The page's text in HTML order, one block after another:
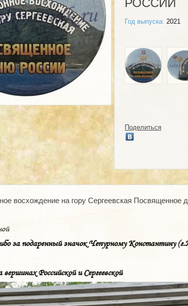
РОССИИ
Год выпуска: 2021
Поделиться
восхождение на гору Сергеевская Посвященное
за подаренный значок Чепурному Константину
Российской и Сергеевской